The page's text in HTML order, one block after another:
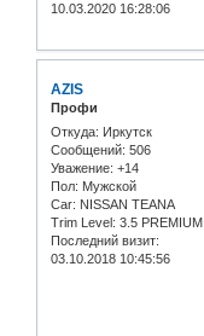
10.03.2020 16:28:06
AZIS
Профи
Откуда: Иркутск
Сообщений: 506
Уважение: +14
Пол: Мужской
Car: NISSAN TEANA
Trim Level: 3.5 PREMIUM
Последний визит:
03.10.2018 10:45:56